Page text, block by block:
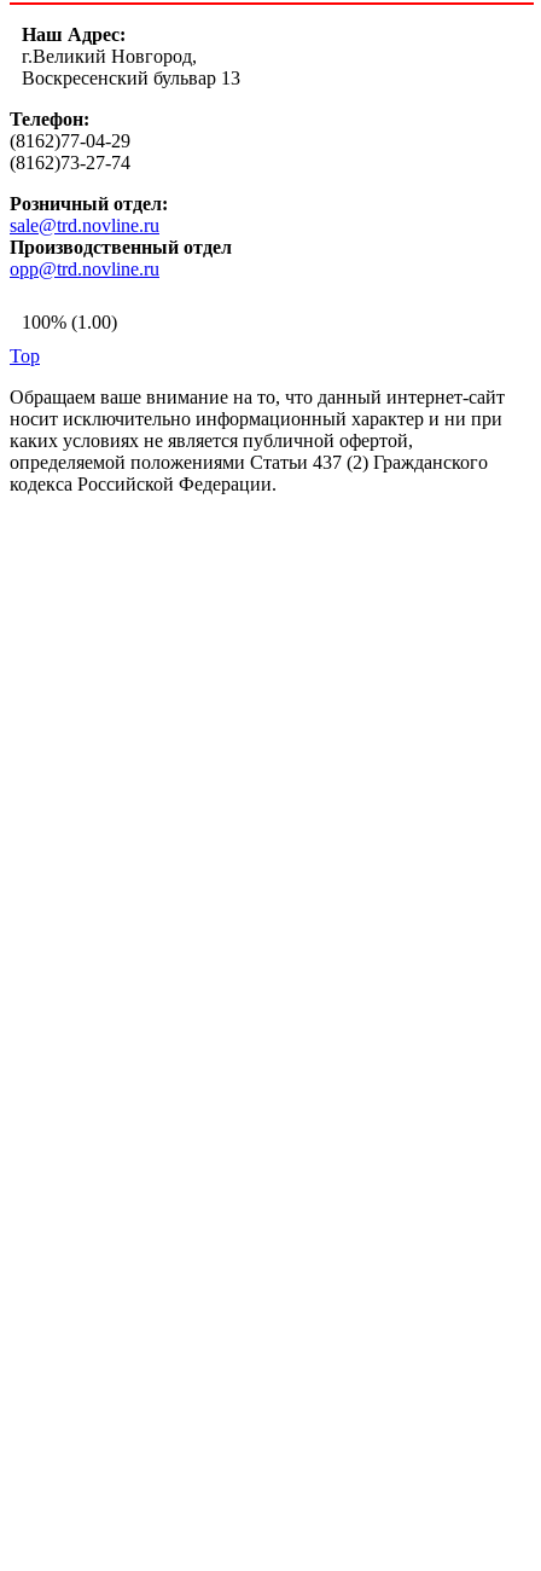
Наш Адрес:
г.Великий Новгород,
Воскресенский бульвар 13
Телефон:
(8162)77-04-29
(8162)73-27-74
Розничный отдел:
sale@trd.novline.ru
Производственный отдел
opp@trd.novline.ru
100% (1.00)
Top
Обращаем ваше внимание на то, что данный интернет-сайт
носит исключительно информационный характер и ни при
каких условиях не является публичной офертой,
определяемой положениями Статьи 437 (2) Гражданского
кодекса Российской Федерации.